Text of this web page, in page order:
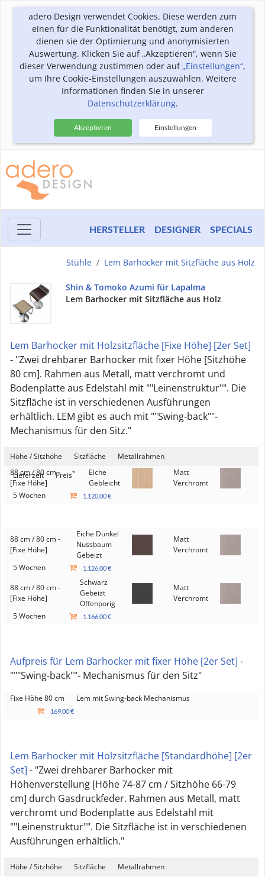
adero Design verwendet Cookies. Diese werden zum
einen für die Funktionalität benötigt, zum anderen
dienen sie der Optimierung und anonymisierten
Auswertung. Klicken Sie auf „Akzeptieren“, wenn Sie
dieser Verwendung zustimmen oder auf„Einstellungen“,
um Ihre Cookie-Einstellungen auszuwählen. Weitere
Informationen finden Sie in unserer
Datenschutzerklärung.
Akzeptieren Einstellungen
HERSTELLER DESIGNER SPECIALS
Stühle Lem Barhocker mit Sitzfläche aus Holz
Shin & Tomoko Azumi für Lapalma
Lem Barhocker mit Sitzfläche aus Holz
Lem Barhocker mit Holzsitzfläche [Fixe Höhe] [2er Set]
- "Zwei drehbarer Barhocker mit fixer Höhe [Sitzhöhe
80 cm]. Rahmen aus Metall, matt verchromt und
Bodenplatte aus Edelstahl mit ""Leinenstruktur"". Die
Sitzfläche ist in verschiedenen Ausführungen
erhältlich. LEM gibt es auch mit ""Swing-back""-
Mechanismus für den Sitz."
Höhe / Sitzhöhe Sitzfläche
Metallrahmen
Lieferzeit
Preis*
88 cm / 80 cm -
[Fixe Höhe]
Eiche
Gebleicht
Matt
Verchromt
5 Wochen
1.120,00 €
88 cm / 80 cm -
[Fixe Höhe]
Eiche Dunkel
Nussbaum
Gebeizt
Matt
Verchromt
5 Wochen
1.126,00 €
88 cm / 80 cm -
[Fixe Höhe]
Schwarz
Gebeizt
Offenporig
Matt
Verchromt
5 Wochen
1.166,00 €
Aufpreis für Lem Barhocker mit fixer Höhe [2er Set] -
"""Swing-back""- Mechanismus für den Sitz"
Fixe Höhe 80 cm Lem mit Swing-back Mechanismus
169,00 €
Lem Barhocker mit Holzsitzfläche [Standardhöhe] [2er
Set] - "Zwei drehbarer Barhocker mit
Höhenverstellung [Höhe 74-87 cm / Sitzhöhe 66-79
cm] durch Gasdruckfeder. Rahmen aus Metall, matt
verchromt und Bodenplatte aus Edelstahl mit
""Leinenstruktur"". Die Sitzfläche ist in verschiedenen
Ausführungen erhältlich."
Höhe / Sitzhöhe Sitzfläche
Metallrahmen